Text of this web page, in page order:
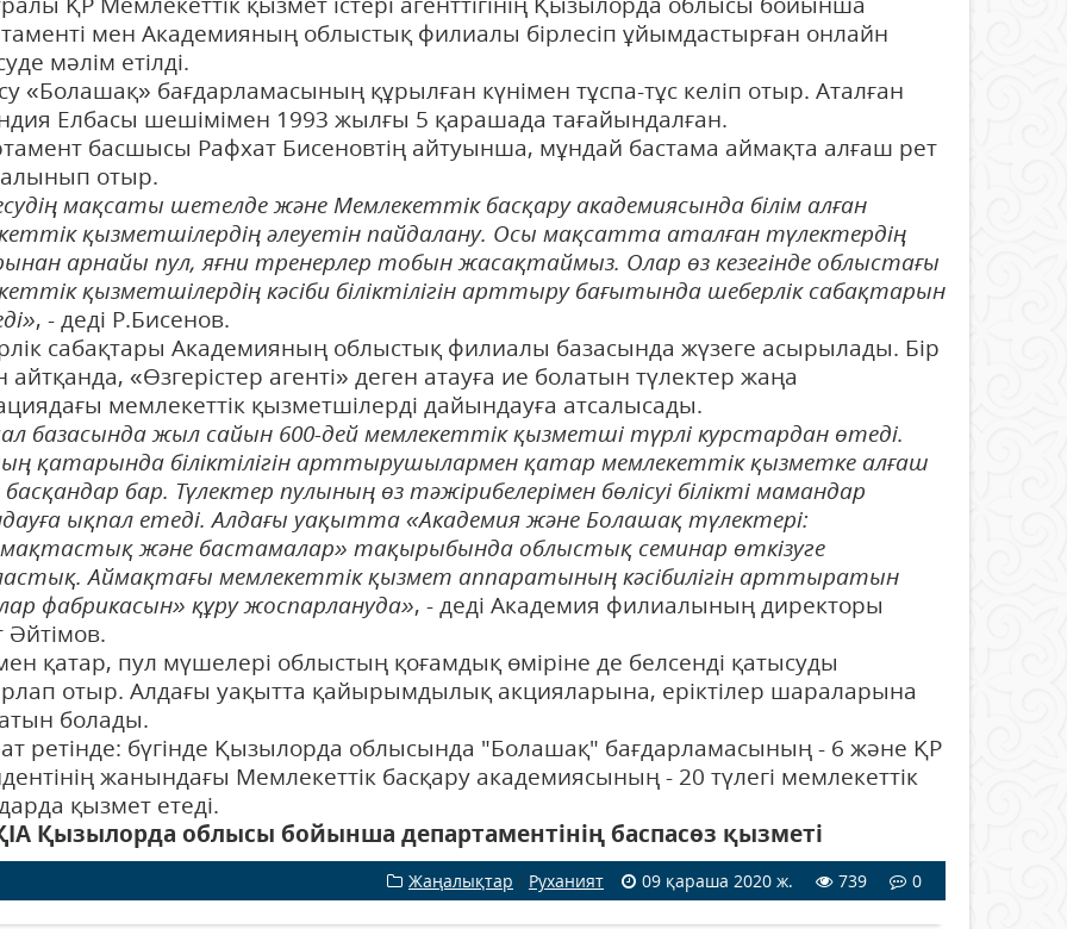
мен Академияның облыстық филиалы бірлесіп ұйымдастырған онлайн
мәлім етілді.
«Болашақ» бағдарламасының құрылған күнімен тұспа-тұс келіп отыр. Аталған
Елбасы шешімімен 1993 жылғы 5 қарашада тағайындалған.
басшысы Рафхат Бисеновтің айтуынша, мұндай бастама аймақта алғаш рет
алынып отыр.
мақсаты шетелде және Мемлекеттік басқару академиясында білім алған
қызметшілердің әлеуетін пайдалану. Осы мақсатта аталған түлектердің
арнайы пул, яғни тренерлер тобын жасақтаймыз. Олар өз кезегінде облыстағы
қызметшілердің кәсіби біліктілігін арттыру бағытында шеберлік сабақтарын
, - деді Р.Бисенов.
сабақтары Академияның облыстық филиалы базасында жүзеге асырылады. Бір
айтқанда, «Өзгерістер агенті» деген атауға ие болатын түлектер жаңа
мемлекеттік қызметшілерді дайындауға атсалысады.
базасында жыл сайын 600-дей мемлекеттік қызметші түрлі курстардан өтеді.
қатарында біліктілігін арттырушылармен қатар мемлекеттік қызметке алғаш
бар. Түлектер пулының өз тәжірибелерімен бөлісуі білікті мамандар
ықпал етеді. Алдағы уақытта «Академия және Болашақ түлектері:
және бастамалар» тақырыбында облыстық семинар өткізуге
Аймақтағы мемлекеттік қызмет аппаратының кәсібилігін арттыратын
фабрикасын» құру жоспарлануда», - деді Академия филиалының директоры
қатар, пул мүшелері облыстың қоғамдық өміріне де белсенді қатысуды
отыр. Алдағы уақытта қайырымдылық акцияларына, еріктілер шараларына
болады.
ретінде: бүгінде Қызылорда облысында "Болашақ" бағдарламасының - 6 және ҚР
жанындағы Мемлекеттік басқару академиясының - 20 түлегі мемлекеттік
қызмет етеді.
Қызылорда облысы бойынша департаментінің баспасөз қызметі
Жаңалықтар / Руханият 09 қараша 2020 ж. 739 0